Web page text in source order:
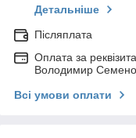
Детальніше
Післяплата
Оплата за
Володимир
Всі умови оплати